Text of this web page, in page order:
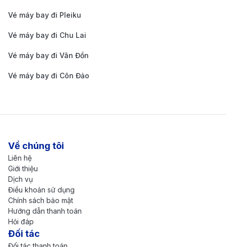
Sơn Nhất (SGN) vào trung tâm TP. Hồ Chí
Minh
Sân bay quốc tế Tân Sơn Nhất (SGN) là sân bay lớn
nhất Việt Nam, nằm trong địa phận TP. Hồ Chí Minh,
cách trung tâm Quận 1 khoảng 7 – 8 km. Thời gian di
chuyển trung bình 20 – 40 phút. Các lựa chọn phổ
Vé máy bay đi Pleiku
Vé máy bay đi Chu Lai
Vé máy bay đi Vân Đồn
Vé máy bay đi Côn Đảo
Về chúng tôi
Liên hệ
Giới thiệu
Dịch vụ
Điều khoản sử dụng
Chính sách bảo mật
Hướng dẫn thanh toán
Hỏi đáp
Đối tác